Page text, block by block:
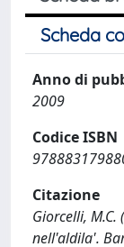
Scheda
Anno di
2009
Codice ISBN
Citazione
Giorcelli, M.C.
nell'aldila'.